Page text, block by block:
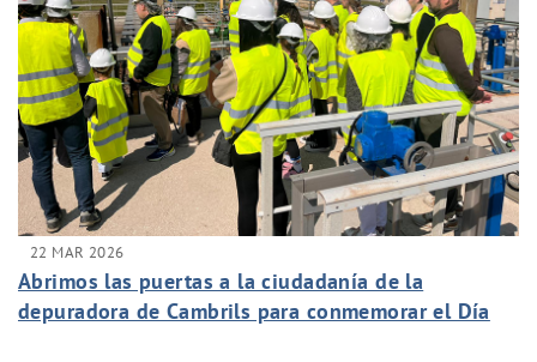
22 MAR 2026
Abrimos las puertas a la ciudadanía de la
depuradora de Cambrils para conmemorar el Día